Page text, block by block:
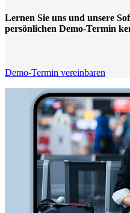
Lernen Sie uns und unsere
persönlichen Demo-Termin
Demo-Termin vereinbaren